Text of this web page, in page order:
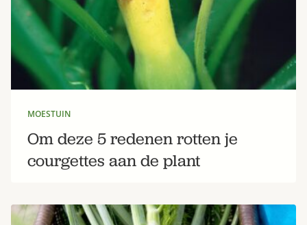
MOESTUIN
Om deze 5 redenen rotten je
courgettes aan de plant